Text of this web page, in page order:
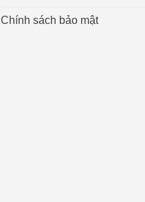
Chính sách bảo mật